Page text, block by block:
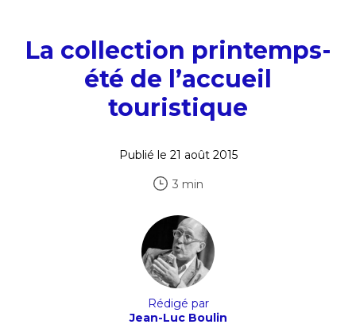
La collection printemps-
été de l’accueil
touristique
Publié le 21 août 2015
3 min
Rédigé par
Jean-Luc Boulin